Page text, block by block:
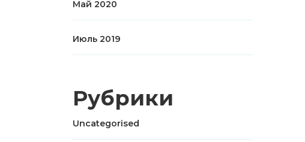
Май 2020
Июль 2019
Рубрики
Uncategorised